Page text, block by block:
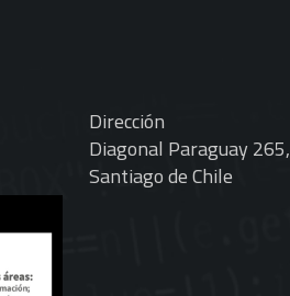
Dirección
Diagonal Paraguay 265,
Santiago de Chile